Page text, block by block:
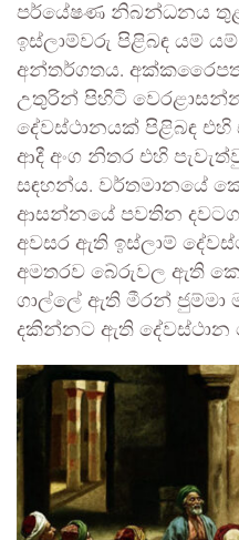
පර්යේෂණ නිබන්ධනය තුළ
ඉස්ලාම්වරු පිළිබඳ යම්
අන්තර්ගතය.
උතුරින් පිහිටි
දේවස්ථානයක් පිළිබඳ එහි
ආදී අංග නිතර එහි
සඳහන්ය. වර්තමානයේ
ආසන්නයේ පවතින
අවසර ඇති ඉස්ලාම්
අමතරව බේරුවල ඇති
ගාල්ලේ ඇති මීරන් ජුම්මා
දකින්නට ඇති දේවස්ථාන